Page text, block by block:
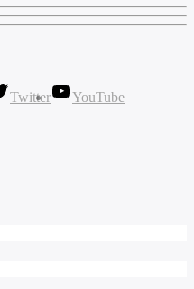
Twitter
YouTube